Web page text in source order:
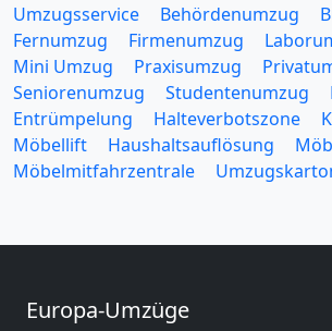
Umzugsservice Behördenumzug
Fernumzug
Firmenumzug
Mini Umzug
Praxisumzug
Seniorenumzug
Studentenumzug
Entrümpelung
Halteverbotszone
Möbellift
Haushaltsauflösung
Möbelmitfahrzentrale
Europa-Umzüge